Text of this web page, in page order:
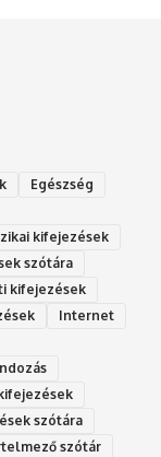
Egészség
kifejezések
szótára
kifejezések
Internet
szótára
szótár